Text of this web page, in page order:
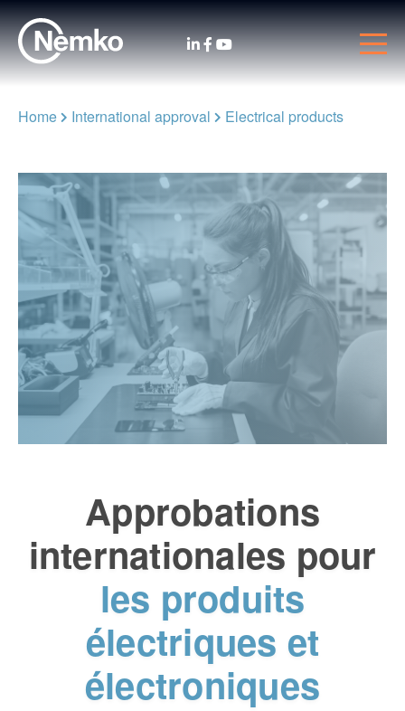
Home International approval Electrical products
Approbations
internationales pour
les produits
électriques et
électroniques